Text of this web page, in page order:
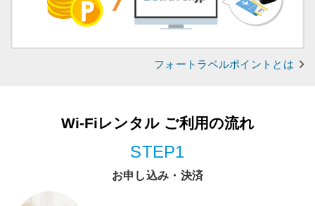
フォートラベルポイントとは
Wi-Fiレンタル ご利用の流れ
STEP1
お申し込み・決済